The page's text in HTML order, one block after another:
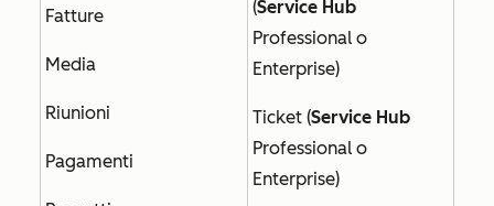
Fatture
Media
Riunioni
Pagamenti
(Service Hub
Professional o
Enterprise)
Ticket (Service Hub
Professional o
Enterprise)